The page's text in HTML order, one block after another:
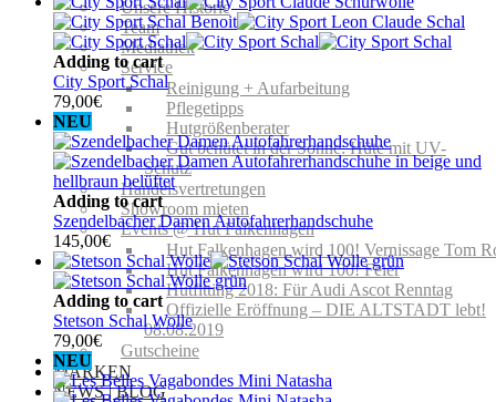
Unsere Historie
Team
Mediathek
Service
Reinigung + Aufarbeitung
Pflegetipps
Hutgrößenberater
Gut behütet in der Sonne: Hüte mit UV-
Schutz
Handelsvertretungen
Showroom mieten
Events @ Hut Falkenhagen
Hut Falkenhagen wird 100! Vernissage Tom
Hut Falkenhagen wird 100! Feier
Hutfitting 2018: Für Audi Ascot Renntag
Offizielle Eröffnung – DIE ALTSTADT lebt!
08.08.2019
Gutscheine
MARKEN
NEWS | BLOG
Adding to cart
City Sport Schal
79,00€
NEU
Adding to cart
Szendelbacher Damen Autofahrerhandschuhe
145,00€
Adding to cart
Stetson Schal Wolle
79,00€
NEU